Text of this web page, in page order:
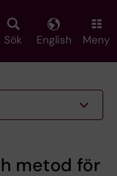
Sök English Meny
metod för